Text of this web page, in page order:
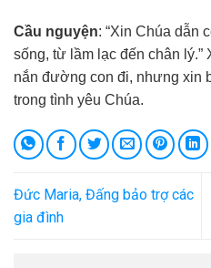
Cầu nguyện: “Xin Chúa dẫn
sống, từ lầm lạc đến chân lý.”
nắn đường con đi, nhưng xin
trong tình yêu Chúa.
Đức Maria, Đấng bảo trợ các
gia đình